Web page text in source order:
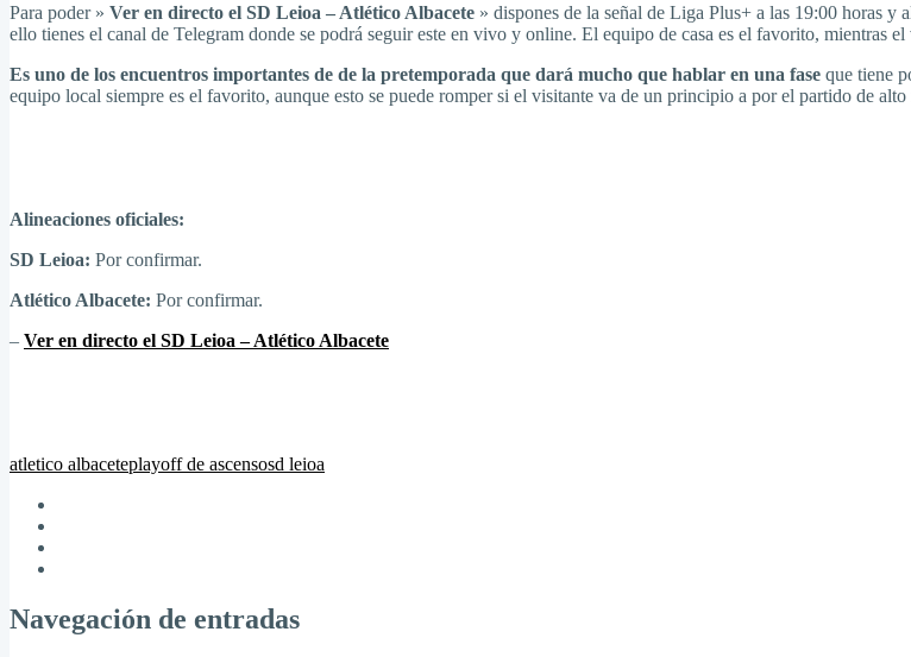
Para poder » Ver en directo el SD Leioa – Atlético Albacete » dispones de la señal de Liga Plus+ a las 19:00 horas y
ello tienes el canal de Telegram donde se podrá seguir este en vivo y online. El equipo de casa es el favorito, mientras
Es uno de los encuentros importantes de de la pretemporada que dará mucho que hablar en una fase que tiene
equipo local siempre es el favorito, aunque esto se puede romper si el visitante va de un principio a por el partido de
Alineaciones oficiales:
SD Leioa: Por confirmar.
Atlético Albacete: Por confirmar.
– Ver en directo el SD Leioa – Atlético Albacete
atletico albaceteplayoff de ascensosd leioa
Navegación de entradas